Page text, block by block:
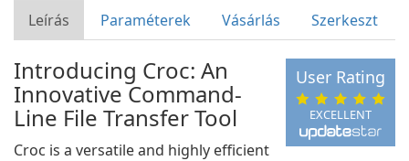
Leírás Paraméterek Vásárlás Szerkeszt
EXCELLENT
User Rating
Introducing Croc: An
Innovative Command-
Line File Transfer Tool
Croc is a versatile and highly efficient